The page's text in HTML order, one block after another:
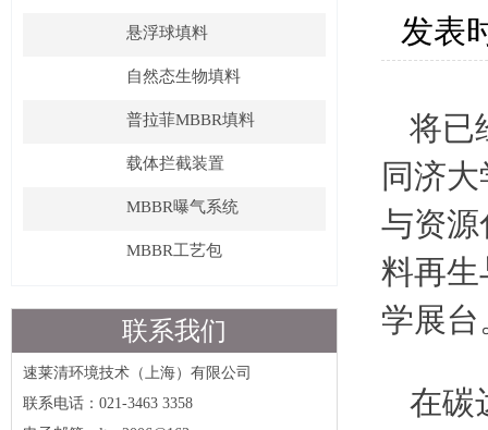
悬浮球填料
自然态生物填料
普拉菲MBBR填料
载体拦截装置
MBBR曝气系统
MBBR工艺包
联系我们
速莱清环境技术（上海）有限公司
联系电话：021-3463 3358
发表
将已
同济
与资源
料再生
学展台
在碳